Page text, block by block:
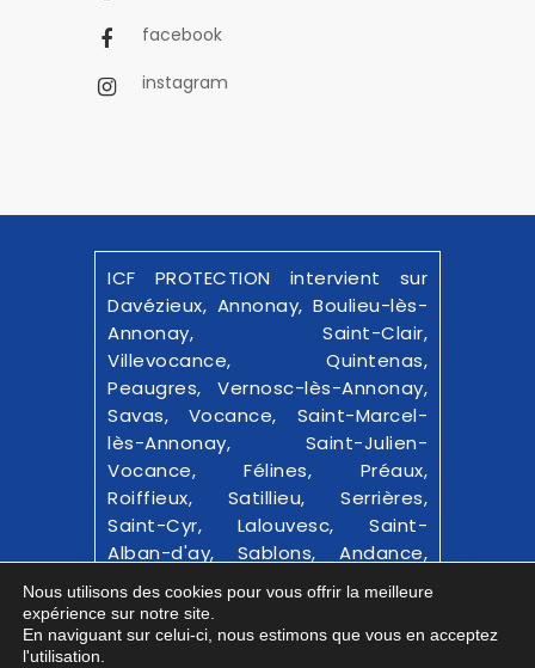
facebook
instagram
ICF PROTECTION intervient sur
Davézieux, Annonay, Boulieu-lès-
Annonay, Saint-Clair,
Villevocance, Quintenas,
Peaugres, Vernosc-lès-Annonay,
Savas, Vocance, Saint-Marcel-
lès-Annonay, Saint-Julien-
Vocance, Félines, Préaux,
Roiffieux, Satillieu, Serrières,
Saint-Cyr, Lalouvesc, Saint-
Alban-d'ay, Sablons, Andance,
Bourg-Argental et alentours.
© 2025-26 ICF PROTECTION
Confidentialité
Nous utilisons des cookies pour vous offrir la meilleure
expérience sur notre site.
En naviguant sur celui-ci, nous estimons que vous en acceptez
l'utilisation.